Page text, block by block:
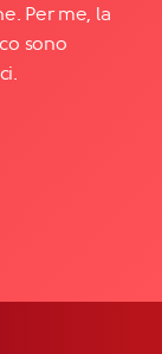
Per me, la
sono